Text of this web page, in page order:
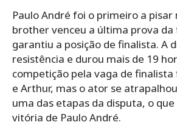
Paulo André foi o primeiro a
brother venceu a última prova
garantiu a posição de finalista. A
resistência e durou mais de 19
competição pela vaga de
e Arthur, mas o ator se
uma das etapas da disputa, o
vitória de Paulo André.